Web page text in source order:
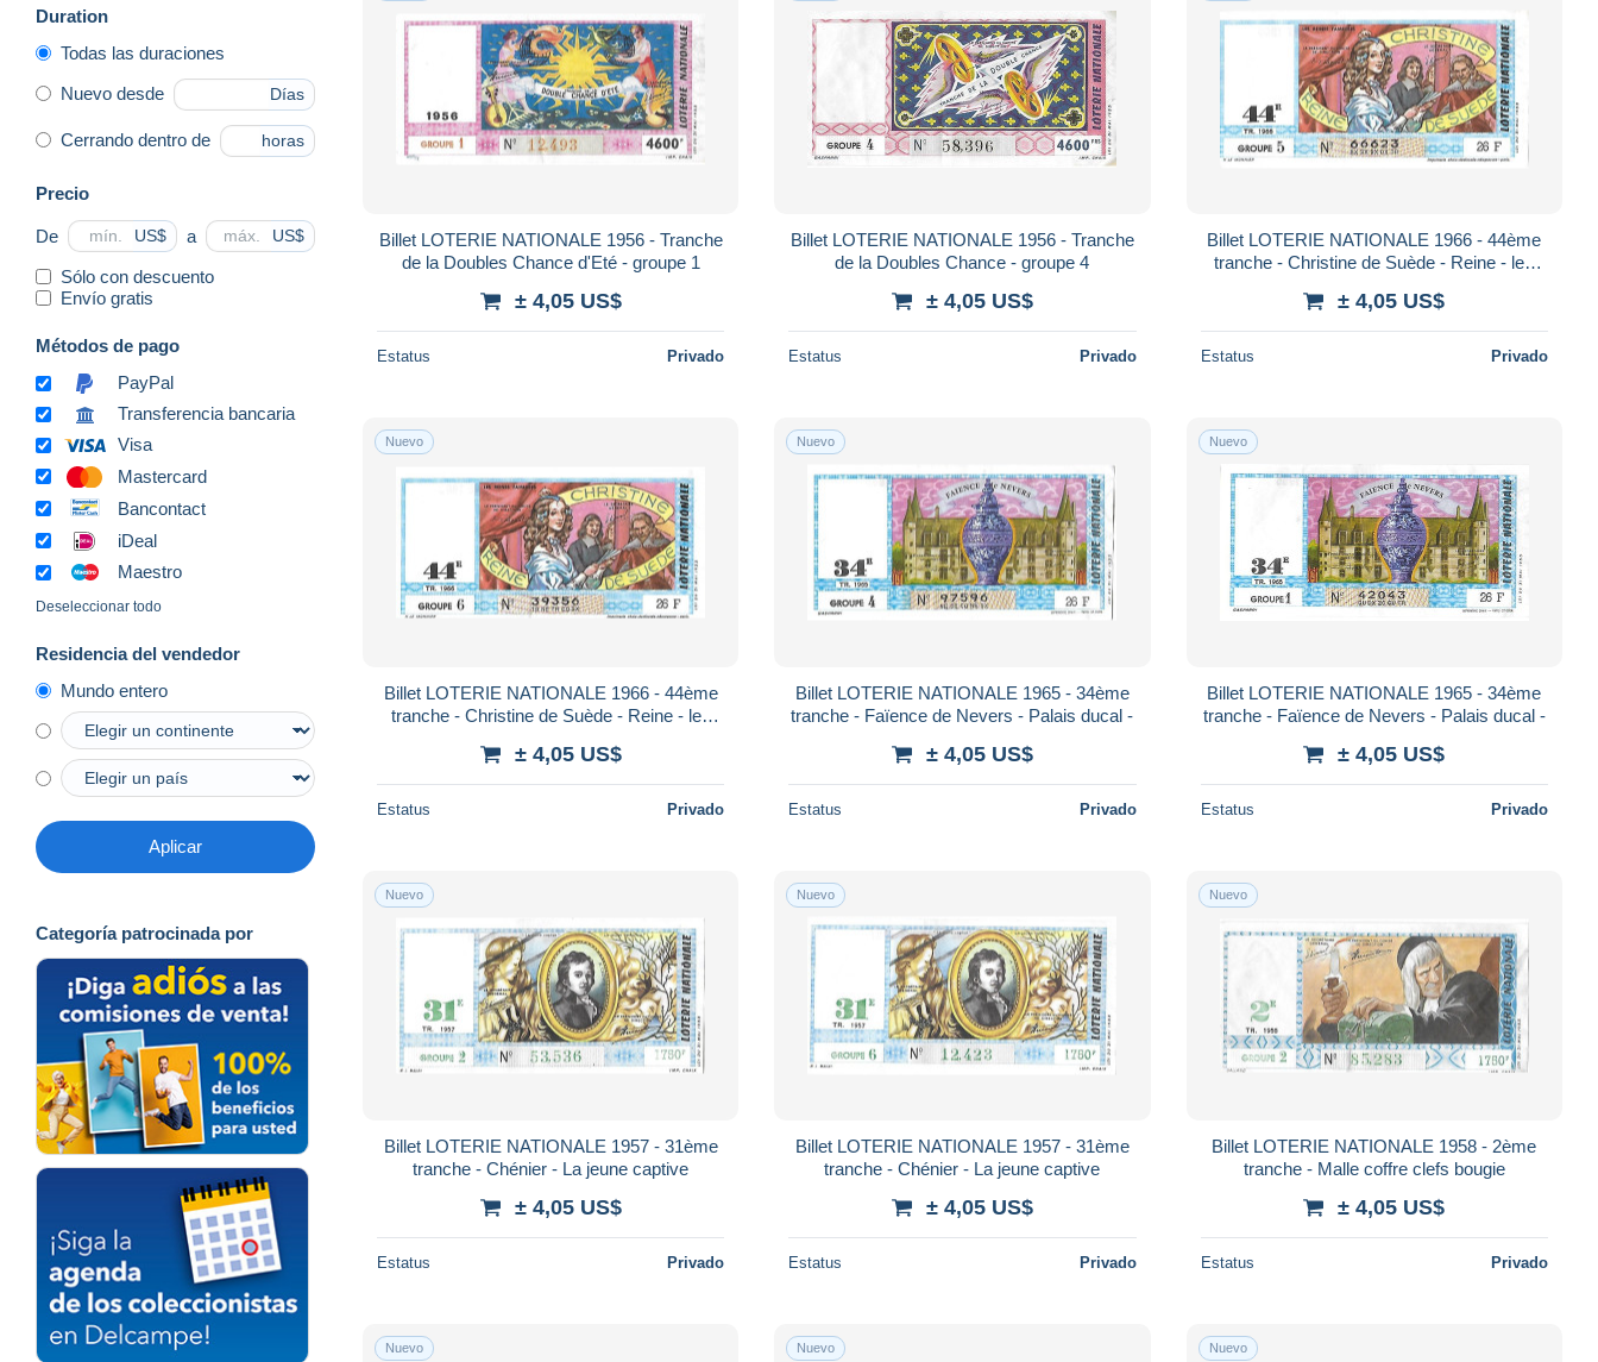
Duration
Todas las duraciones
Nuevo desde Días
Cerrando dentro de horas
Precio
De US$ a US$
Sólo con descuento
Envío gratis
Métodos de pago
PayPal
Transferencia bancaria
Visa
Mastercard
Bancontact
iDeal
Maestro
Deseleccionar todo
Residencia del vendedor
Mundo entero
Aplicar
Categoría patrocinada por
Billet LOTERIE NATIONALE 1956 - Tranche
de la Doubles Chance d'Eté - groupe 1
± 4,05 US$
Estatus Privado
Billet LOTERIE NATIONALE 1956 - Tranche
de la Doubles Chance - groupe 4
± 4,05 US$
Estatus Privado
Billet LOTERIE NATIONALE 1966 - 44ème
tranche - Christine de Suède - Reine - les
± 4,05 US$
Estatus Privado
Nuevo
Billet LOTERIE NATIONALE 1966 - 44ème
tranche - Christine de Suède - Reine - les
± 4,05 US$
Estatus Privado
Nuevo
Billet LOTERIE NATIONALE 1965 - 34ème
tranche - Faïence de Nevers - Palais ducal -
± 4,05 US$
Estatus Privado
Nuevo
Billet LOTERIE NATIONALE 1965 - 34ème
tranche - Faïence de Nevers - Palais ducal -
± 4,05 US$
Estatus Privado
Nuevo
Billet LOTERIE NATIONALE 1957 - 31ème
tranche - Chénier - La jeune captive
± 4,05 US$
Estatus Privado
Nuevo
Billet LOTERIE NATIONALE 1957 - 31ème
tranche - Chénier - La jeune captive
± 4,05 US$
Estatus Privado
Nuevo
Billet LOTERIE NATIONALE 1958 - 2ème
tranche - Malle coffre clefs bougie
± 4,05 US$
Estatus Privado
Nuevo Nuevo Nuevo